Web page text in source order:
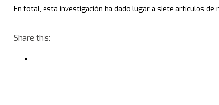
En total, esta investigación ha dado lugar a siete artículos
Share this: